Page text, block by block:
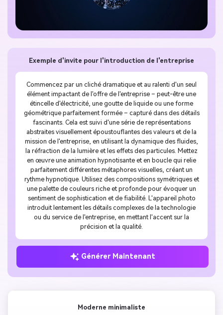
Exemple d'invite pour l'introduction de l'entreprise
Commencez par un cliché dramatique et au ralenti d'un seul
élément impactant de l'offre de l'entreprise – peut-être une
étincelle d'électricité, une goutte de liquide ou une forme
géométrique parfaitement formée – capturé dans des détails
fascinants. Cela est suivi d'une série de représentations
abstraites visuellement époustouflantes des valeurs et de la
mission de l'entreprise, en utilisant la dynamique des fluides,
la réfraction de la lumière et les effets des particules. Mettez
en œuvre une animation hypnotisante et en boucle qui relie
parfaitement différentes métaphores visuelles, créant un
rythme hypnotique. Utilisez des compositions symétriques et
une palette de couleurs riche et profonde pour évoquer un
sentiment de sophistication et de fiabilité. L'appareil photo
introduit lentement les détails complexes de la technologie
ou du service de l'entreprise, en mettant l'accent sur la
précision et la qualité.
Générer Maintenant
Moderne minimaliste